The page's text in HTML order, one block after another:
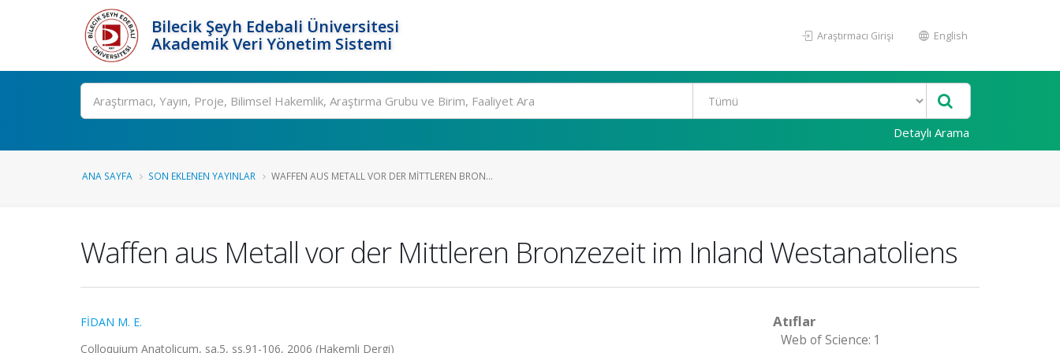
Bilecik Şeyh Edebali Üniversitesi
Akademik Veri Yönetim Sistemi
Araştırmacı Girişi English
Ara
Detaylı Arama
ANA SAYFA SON EKLENEN YAYINLAR WAFFEN AUS METALL VOR DER MITTLEREN BRON...
Waffen aus Metall vor der Mittleren Bronzezeit im Inland Westanatoliens
FİDAN M. E.
Colloquium Anatolicum, sa.5, ss.91-106, 2006 (Hakemli Dergi)
Atıflar
Web of Science: 1